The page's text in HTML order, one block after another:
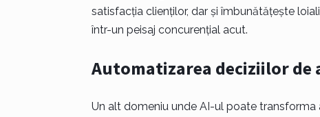
satisfacția clienților, dar și îmbunătățește
într-un peisaj concurențial acut.
Automatizarea deciziilor
Un alt domeniu unde AI-ul poate